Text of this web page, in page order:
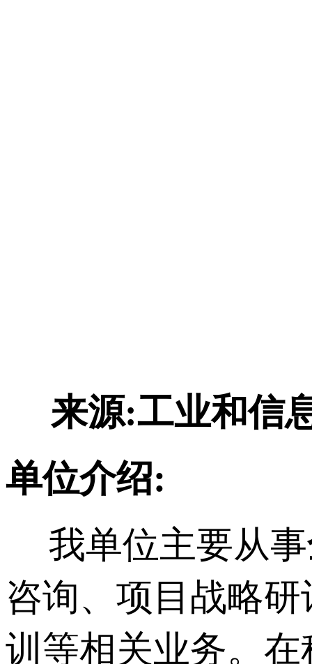
来源:工业和信
单位介绍:
我单位主要从事
咨询、项目战略
训等相关业务。